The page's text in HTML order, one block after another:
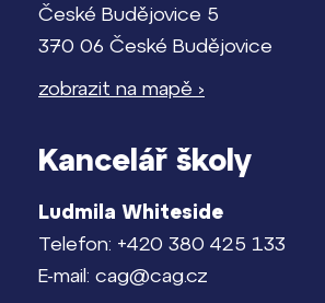
České Budějovice 5
370 06 České Budějovice
zobrazit na mapě ›
Kancelář školy
Ludmila Whiteside
Telefon: +420 380 425 133
E-mail: cag@cag.cz